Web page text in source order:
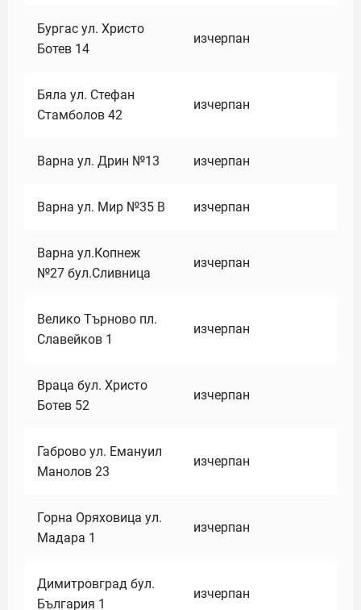
Бургас ул. Христо
Ботев 14
изчерпан
Бяла ул. Стефан
Стамболов 42
изчерпан
Варна ул. Дрин №13 изчерпан
Варна ул. Мир №35 В изчерпан
Варна ул.Копнеж
№27 бул.Сливница
изчерпан
Велико Търново пл.
Славейков 1
изчерпан
Враца бул. Христо
Ботев 52
изчерпан
Габрово ул. Емануил
Манолов 23
изчерпан
Горна Оряховица ул.
Мадара 1
изчерпан
Димитровград бул.
България 1
изчерпан